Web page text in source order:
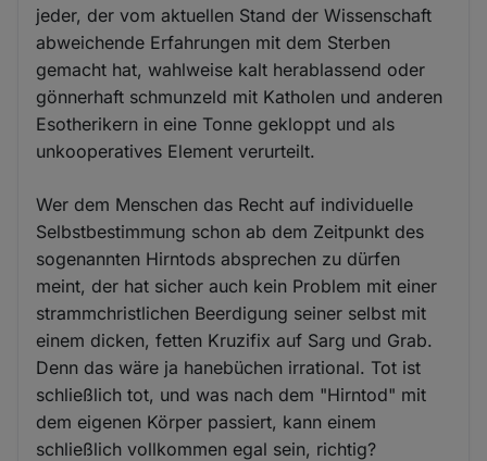
jeder, der vom aktuellen Stand der Wissenschaft
abweichende Erfahrungen mit dem Sterben
gemacht hat, wahlweise kalt herablassend oder
gönnerhaft schmunzeld mit Katholen und anderen
Esotherikern in eine Tonne gekloppt und als
unkooperatives Element verurteilt.
Wer dem Menschen das Recht auf individuelle
Selbstbestimmung schon ab dem Zeitpunkt des
sogenannten Hirntods absprechen zu dürfen
meint, der hat sicher auch kein Problem mit einer
strammchristlichen Beerdigung seiner selbst mit
einem dicken, fetten Kruzifix auf Sarg und Grab.
Denn das wäre ja hanebüchen irrational. Tot ist
schließlich tot, und was nach dem "Hirntod" mit
dem eigenen Körper passiert, kann einem
schließlich vollkommen egal sein, richtig?